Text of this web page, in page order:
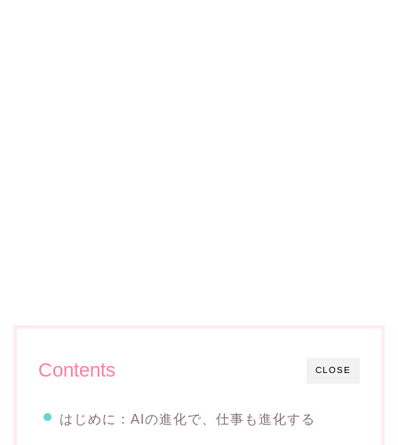
CLOSE
Contents
はじめに：AIの進化で、仕事も進化する